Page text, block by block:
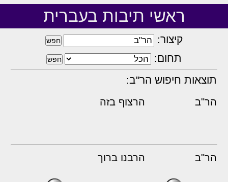
ראשי תיבות בעברית
קיצור:
תחום:
תוצאות חיפוש הר"ב:
הר"ב הרצוף בזה
הר"ב הרבנו ברוך